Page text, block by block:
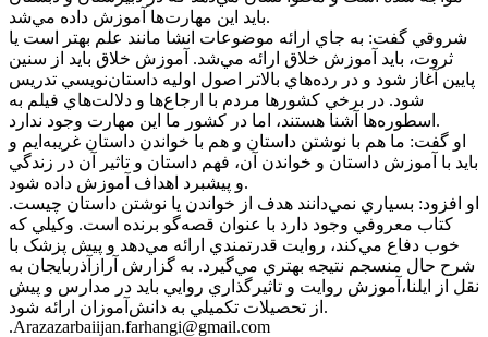
بايد اين مهارت‌ها آموزش داده مي‌شد.
شروقي گفت: به جاي ارائه موضوعات انشا مانند علم بهتر است يا
ثروت، بايد آموزش خلاق ارائه مي‌شد. آموزش خلاق بايد از سنين
پايين آغاز شود و در رده‌هاي بالاتر اصول اوليه داستان‌نويسي تدريس
شود. در برخي کشورها مردم با ارجاع‌ها و دلالت‌هاي فيلم به
اسطوره‌ها آشنا هستند، اما در کشور ما اين مهارت وجود ندارد.
او گفت: ما هم با نوشتن داستان و هم با خواندن داستان غريبه‌ايم و
بايد با آموزش داستان و خواندن آن، فهم داستان و تاثير آن در زندگي
و پيشبرد اهداف آموزش داده شود.
او افزود: بسياري نمي‌دانند هدف از خواندن يا نوشتن داستان چيست.
کتاب معروفي وجود دارد با عنوان قصه‌گو برنده است. وکيلي که
خوب دفاع مي‌کند، روايت قدرتمندي ارائه مي‌دهد و پيش پزشک با
شرح حال منسجم نتيجه بهتري مي‌گيرد. به گزارش آرازآذربايجان به
نقل از ايلنا،آموزش روايت و تاثيرگذاري روايي بايد در مدارس و پيش
از تحصيلات تکميلي به دانش‌آموزان ارائه شود.
.Arazazarbaiijan.farhangi@gmail.com